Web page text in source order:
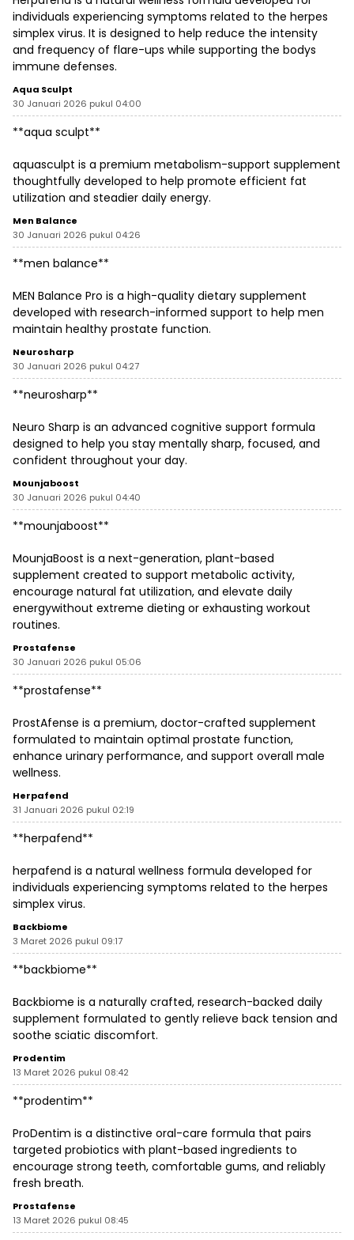
individuals experiencing symptoms related to the herpes
simplex virus. It is designed to help reduce the intensity
and frequency of flare-ups while supporting the bodys
immune defenses.
Aqua Sculpt
30 Januari 2026 pukul 04:00
**aqua sculpt**
aquasculpt is a premium metabolism-support supplement
thoughtfully developed to help promote efficient fat
utilization and steadier daily energy.
Men Balance
30 Januari 2026 pukul 04:26
**men balance**
MEN Balance Pro is a high-quality dietary supplement
developed with research-informed support to help men
maintain healthy prostate function.
Neurosharp
30 Januari 2026 pukul 04:27
**neurosharp**
Neuro Sharp is an advanced cognitive support formula
designed to help you stay mentally sharp, focused, and
confident throughout your day.
Mounjaboost
30 Januari 2026 pukul 04:40
**mounjaboost**
MounjaBoost is a next-generation, plant-based
supplement created to support metabolic activity,
encourage natural fat utilization, and elevate daily
energywithout extreme dieting or exhausting workout
routines.
Prostafense
30 Januari 2026 pukul 05:06
**prostafense**
ProstAfense is a premium, doctor-crafted supplement
formulated to maintain optimal prostate function,
enhance urinary performance, and support overall male
wellness.
Herpafend
31 Januari 2026 pukul 02:19
**herpafend**
herpafend is a natural wellness formula developed for
individuals experiencing symptoms related to the herpes
simplex virus.
Backbiome
3 Maret 2026 pukul 09:17
**backbiome**
Backbiome is a naturally crafted, research-backed daily
supplement formulated to gently relieve back tension and
soothe sciatic discomfort.
Prodentim
13 Maret 2026 pukul 08:42
**prodentim**
ProDentim is a distinctive oral-care formula that pairs
targeted probiotics with plant-based ingredients to
encourage strong teeth, comfortable gums, and reliably
fresh breath.
Prostafense
13 Maret 2026 pukul 08:45